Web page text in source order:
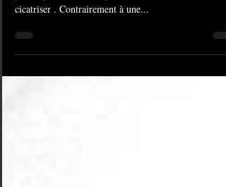
Plus protégé que d'autres piercings du cartilage, le
cicatriser . Contrairement à une...